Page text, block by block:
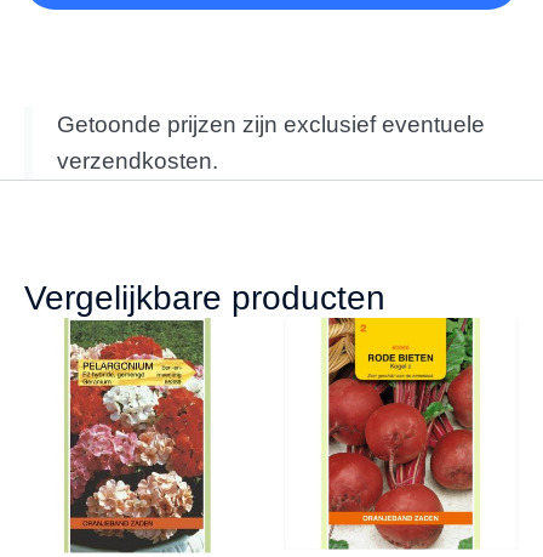
Getoonde prijzen zijn exclusief eventuele
verzendkosten.
Vergelijkbare producten